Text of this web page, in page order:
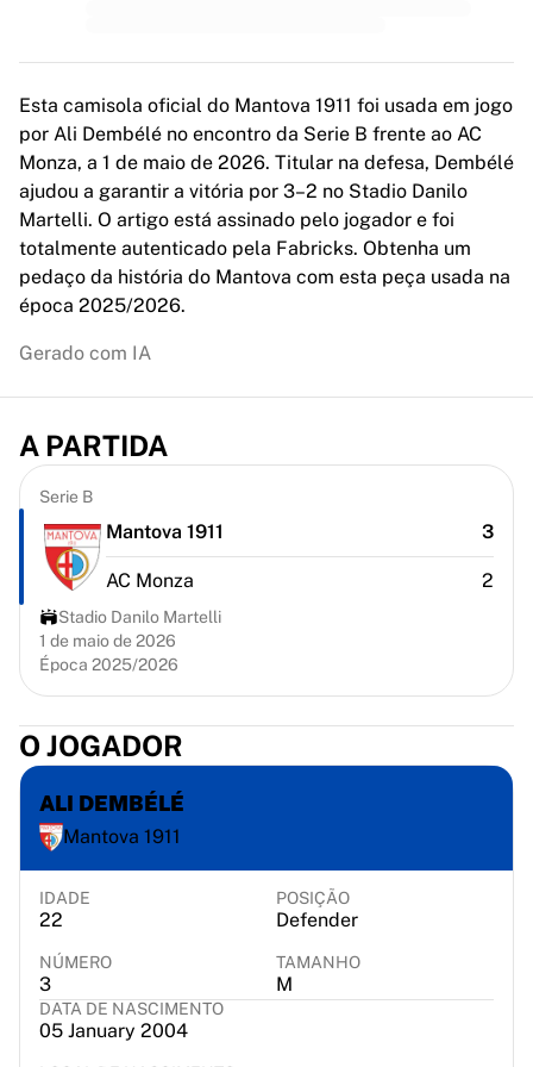
Futebol feminino dos EUA
NWSL
OL Lyonnes
Paris Saint-Germain Feminines
Arsenal WFC
Explorar por país
Basquetebol
Destaques
Charlotte Hornets
Chicago Bulls
Portland Trail Blazers
Virtus Bologna
Ver tudo sobre basquetebol
Principais equipas da NBA
Charlotte Hornets
Chicago Bulls
Portland Trail Blazers
LA Clippers
Ver tudo sobre a NBA
Principais equipas europeias
Beşiktaş Gain
Eslovénia
Virtus Bologna
Guerri Napoli
Outros desportos
Team Visma | Lease a bike
Soudal Quick Step
EF Education
Team Jayco AlUla
Ver tudo sobre ciclismo
Râguebi
Esta camisola oficial do Mantova 1911 foi usada em jogo
por Ali Dembélé no encontro da Serie B frente ao AC
Monza, a 1 de maio de 2026. Titular na defesa, Dembélé
ajudou a garantir a vitória por 3–2 no Stadio Danilo
Martelli. O artigo está assinado pelo jogador e foi
totalmente autenticado pela Fabricks. Obtenha um
pedaço da história do Mantova com esta peça usada na
época 2025/2026.
Gerado com IA
A PARTIDA
Serie B
Mantova 1911 3
AC Monza 2
Stadio Danilo Martelli
1 de maio de 2026
Época 2025/2026
O JOGADOR
ALI DEMBÉLÉ
Mantova 1911
IDADE
22
POSIÇÃO
Defender
NÚMERO
3
TAMANHO
M
DATA DE NASCIMENTO
05 January 2004